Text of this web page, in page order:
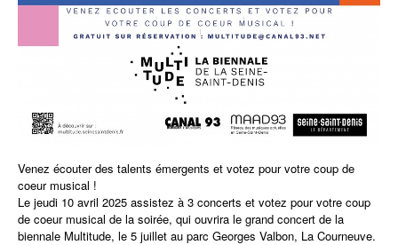
Venez écouter des talents émergents et votez pour votre coup de
coeur musical !
Le jeudi 10 avril 2025 assistez à 3 concerts et votez pour votre coup
de coeur musical de la soirée, qui ouvrira le grand concert de la
biennale Multitude, le 5 juillet au parc Georges Valbon, La Courneuve.